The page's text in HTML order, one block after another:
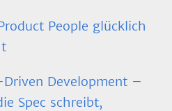
People glücklich
Driven Development –
Spec schreibt,